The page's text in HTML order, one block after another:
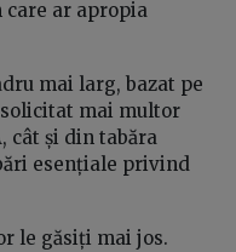
care ar apropia
mai larg, bazat pe
mai multor
cât și din tabăra
esențiale privind
le găsiți mai jos.